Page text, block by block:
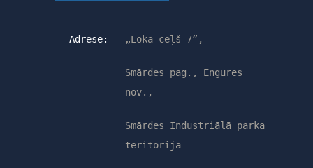
Adrese: „Loka ceļš 7”,
Smārdes pag., Engures
nov.,
Smārdes Industriālā parka
teritorijā